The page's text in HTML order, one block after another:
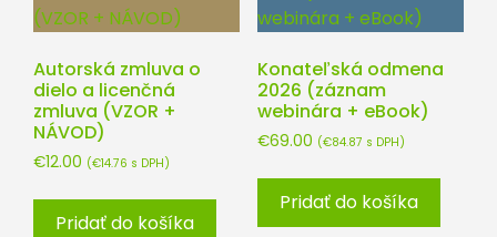
Autorská zmluva o
dielo a licenčná
zmluva (VZOR +
NÁVOD)
€12.00 (€14.76 s DPH)
Pridať do košíka
Konateľská odmena
2026 (záznam
webinára + eBook)
€69.00 (€84.87 s DPH)
Pridať do košíka